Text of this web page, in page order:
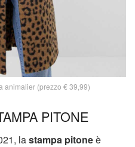
animalier (prezzo € 39,99)
PITONE
lastampa pitoneè